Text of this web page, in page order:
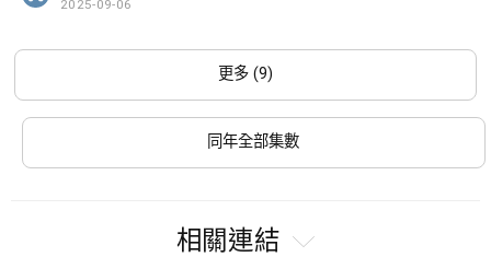
2025-09-06
更多 (9)
同年全部集數
相關連結